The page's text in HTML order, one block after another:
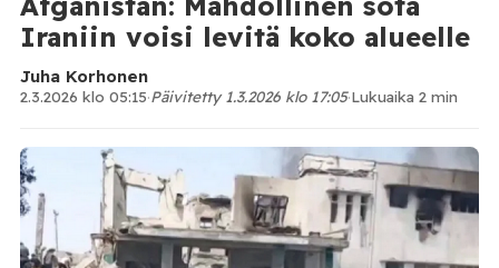
Iraniin voisi levitä koko alueelle
Juha Korhonen
2.3.2026 klo 05:15·Päivitetty 1.3.2026 klo 17:05·Lukuaika 2 min